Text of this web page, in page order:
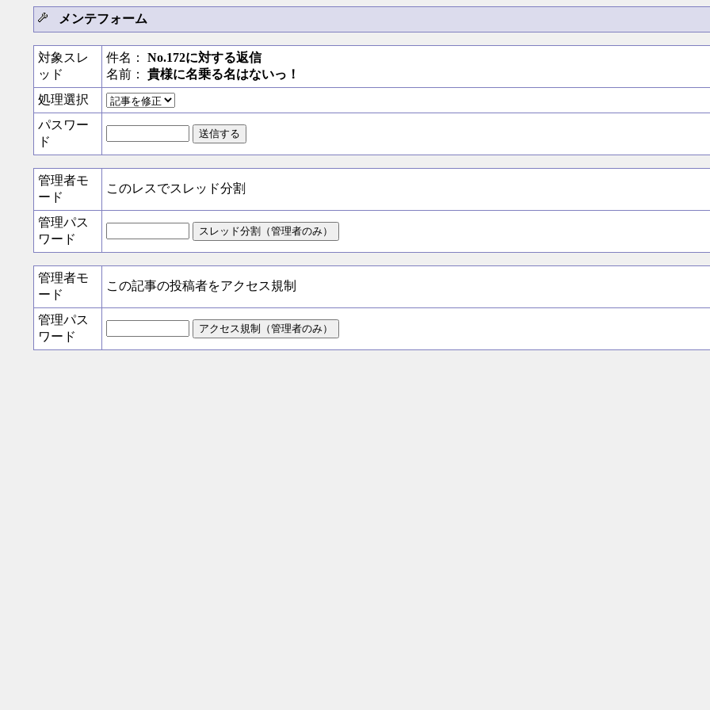
メンテフォーム
対象スレ
ッド
件名： No.172に対する返信
名前： 貴様に名乗る名はないっ！
処理選択
パスワー
ド
管理者モ
ード
このレスでスレッド分割
管理パス
ワード
管理者モ
ード
この記事の投稿者をアクセス規制
管理パス
ワード